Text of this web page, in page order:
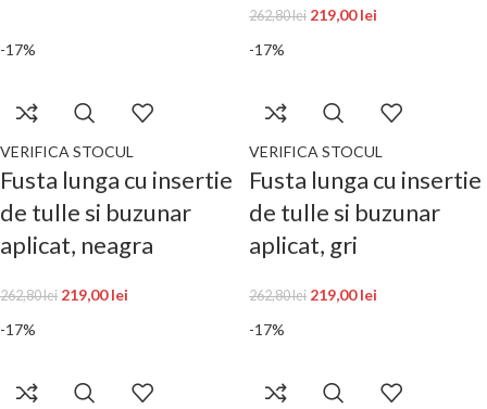
262,80lei 219,00lei
-17%
VERIFICA STOCUL
Fusta lunga cu insertie
de tulle si buzunar
aplicat, neagra
262,80lei 219,00lei
-17%
VERIFICA STOCUL
Fusta lunga cu insertie
de tulle si buzunar
aplicat, gri
262,80lei 219,00lei
-17% -17%